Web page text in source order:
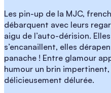
Les pin-up de la MJC,
débarquent avec leurs
aigu de l’auto-dérision.
s’encanaillent, elles
panache ! Entre glamour
humour un brin
délicieusement délurée.